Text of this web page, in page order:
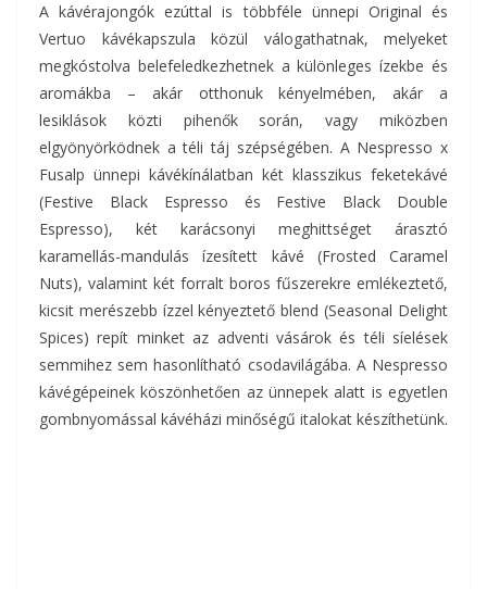
A kávérajongók ezúttal is többféle ünnepi Original és
Vertuo kávékapszula közül válogathatnak, melyeket
megkóstolva belefeledkezhetnek a különleges ízekbe és
aromákba – akár otthonuk kényelmében, akár a
lesiklások közti pihenők során, vagy miközben
elgyönyörködnek a téli táj szépségében. A Nespresso x
Fusalp ünnepi kávékínálatban két klasszikus feketekávé
(Festive Black Espresso és Festive Black Double
Espresso), két karácsonyi meghittséget árasztó
karamellás-mandulás ízesített kávé (Frosted Caramel
Nuts), valamint két forralt boros fűszerekre emlékeztető,
kicsit merészebb ízzel kényeztető blend (Seasonal Delight
Spices) repít minket az adventi vásárok és téli síelések
semmihez sem hasonlítható csodavilágába. A Nespresso
kávégépeinek köszönhetően az ünnepek alatt is egyetlen
gombnyomással kávéházi minőségű italokat készíthetünk.